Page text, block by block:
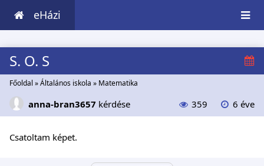
eHázi
S. O. S
Főoldal »Általános iskola » Matematika
anna-bran3657 kérdése 359 6 éve
Csatoltam képet.